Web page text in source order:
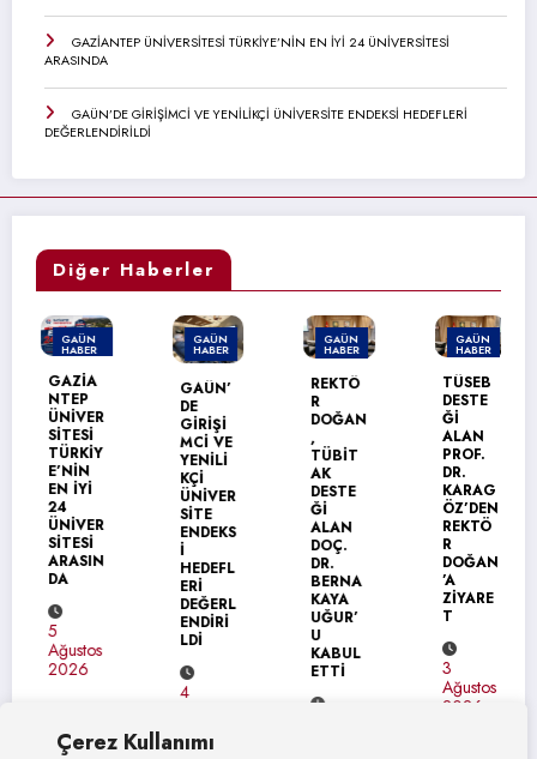
Çerez Kullanımı
GAZİANTEP ÜNİVERSİTESİ TÜRKİYE’NİN EN İYİ 24 ÜNİVERSİTESİ
ARASINDA
GAÜN’DE GİRİŞİMCİ VE YENİLİKÇİ ÜNİVERSİTE ENDEKSİ HEDEFLERİ
DEĞERLENDİRİLDİ
Diğer Haberler
GAÜN
HABER
MANŞET
GAZİA
NTEP
ÜNİVER
SİTESİ
TÜRKİY
E’NİN
EN İYİ
24
ÜNİVER
SİTESİ
ARASIN
DA
5
Ağustos
2026
GAÜN
HABER
GAÜN’
DE
GİRİŞİ
MCİ VE
YENİLİ
KÇİ
ÜNİVER
SİTE
ENDEKS
HEDEFL
ERİ
DEĞERL
ENDİRİ
LDİ
4
GAÜN
HABER
REKTÖ
R
DOĞAN
TÜBİT
AK
DESTE
Ğİ
ALAN
DOÇ.
DR.
BERNA
KAYA
UĞUR’
U
KABUL
ETTİ
GAÜN
HABER
TÜSEB
DESTE
Ğİ
ALAN
PROF.
DR.
KARAG
ÖZ’DEN
REKTÖ
R
DOĞAN
’A
ZİYARE
T
3
Ağustos
2026